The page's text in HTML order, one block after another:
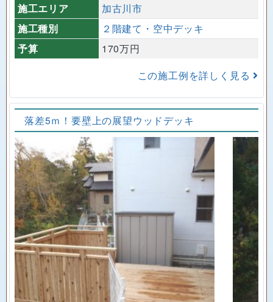
施工エリア
加古川市
施工種別
２階建て・空中デッキ
予算
170万円
この施工例を詳しく見る
落差5ｍ！要壁上の展望ウッドデッキ